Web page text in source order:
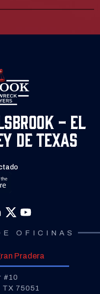
- El
de Texas
OFICINAS
Pradera
#10
TX 75051